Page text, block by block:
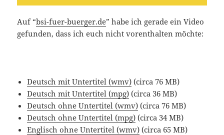
Auf “bsi-fuer-buerger.de” habe ich gerade ein Video
gefunden, dass ich euch nicht vorenthalten möchte:
Deutsch mit Untertitel (wmv) (circa 76 MB)
Deutsch mit Untertitel (mpg) (circa 36 MB)
Deutsch ohne Untertitel (wmv) (circa 76 MB)
Deutsch ohne Untertitel (mpg) (circa 34 MB)
Englisch ohne Untertitel (wmv) (circa 65 MB)